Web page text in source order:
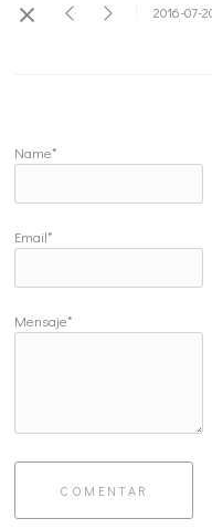
2016-07-
Name*
Email*
Mensaje*
COMENTAR